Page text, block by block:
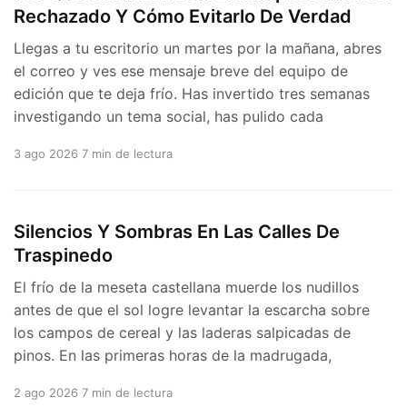
Rechazado Y Cómo Evitarlo De Verdad
Llegas a tu escritorio un martes por la mañana, abres
el correo y ves ese mensaje breve del equipo de
edición que te deja frío. Has invertido tres semanas
investigando un tema social, has pulido cada
3 ago 2026 7 min de lectura
Silencios Y Sombras En Las Calles De
Traspinedo
El frío de la meseta castellana muerde los nudillos
antes de que el sol logre levantar la escarcha sobre
los campos de cereal y las laderas salpicadas de
pinos. En las primeras horas de la madrugada,
2 ago 2026 7 min de lectura